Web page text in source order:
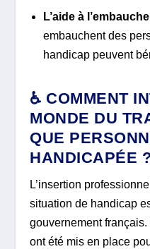
L’aide à l’embauche
embauchent des
handicap peuvent
♿ COMMENT
MONDE DU
QUE
HANDICAPÉE
L’insertion
situation de handicap
gouvernement
ont été mis en place